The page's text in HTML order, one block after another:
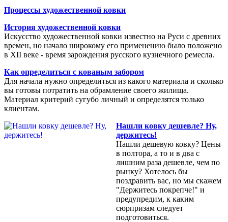
Процессы художественной ковки
История художественной ковки
Искусство художественной ковки известно на Руси с древних
времен, но начало широкому его применению было положено
в XII веке - время зарождения русского кузнечного ремесла.
Как определиться с кованым забором
Для начала нужно определиться из какого материала и сколько
вы готовы потратить на обрамление своего жилища.
Материал критерий сугубо личный и определятся только
клиентам.
Нашли ковку дешевле? Ну,
держитесь!
Нашли дешевую ковку? Цены
в полтора, а то и в два с
лишним раза дешевле, чем по
рынку? Хотелось бы
поздравить вас, но мы скажем
"Держитесь покрепче!" и
предупредим, к каким
сюрпризам следует
подготовиться.